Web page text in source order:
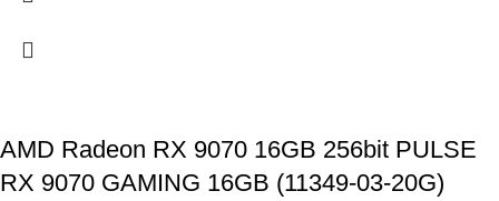
AMD Radeon RX 9070 16GB 256bit PULSE
RX 9070 GAMING 16GB (11349-03-20G)